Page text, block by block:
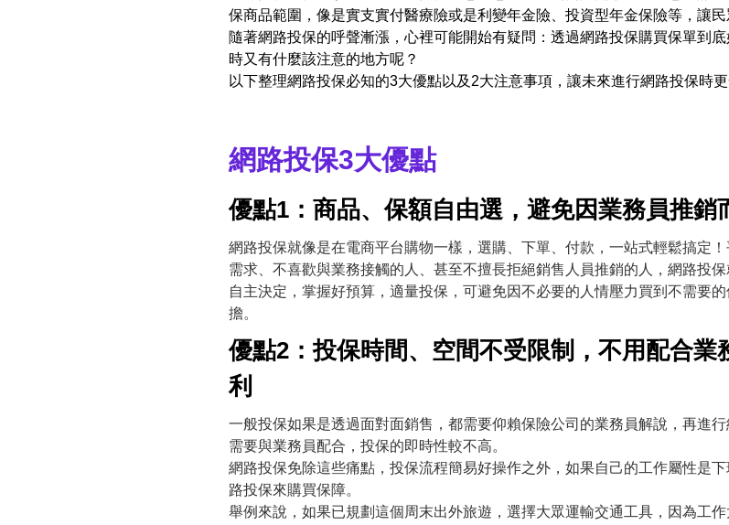
保商品範圍，像是實支實付醫療險或是利變年金險、投資型年金保險等，讓民
隨著網路投保的呼聲漸漲，心裡可能開始有疑問：透過網路投保購買保單到
時又有什麼該注意的地方呢？
以下整理網路投保必知的3大優點以及2大注意事項，讓未來進行網路投保時更
網路投保3大優點
優點1：商品、保額自由選，避免因業務員推銷
網路投保就像是在電商平台購物一樣，選購、下單、付款，一站式輕鬆搞定
需求、不喜歡與業務接觸的人、甚至不擅長拒絕銷售人員推銷的人，網路投
自主決定，掌握好預算，適量投保，可避免因不必要的人情壓力買到不需要
擔。
優點2：投保時間、空間不受限制，不用配合業
利
一般投保如果是透過面對面銷售，都需要仰賴保險公司的業務員解說，再進
需要與業務員配合，投保的即時性較不高。
網路投保免除這些痛點，投保流程簡易好操作之外，如果自己的工作屬性是
路投保來購買保障。
舉例來說，如果已規劃這個周末出外旅遊，選擇大眾運輸交通工具，因為工